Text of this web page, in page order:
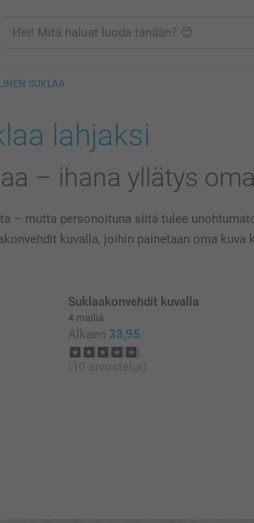
SUKLAA
lahjaksi
– ihana yllätys
– mutta personoituna siitä tulee
kuvalla, joihin painetaan oma
Suklaakonvehdit kuvalla
4 mallia
Alkaen 33,95
(10 arvostelut)